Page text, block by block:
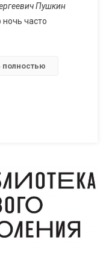
Пушкин
часто
полностью